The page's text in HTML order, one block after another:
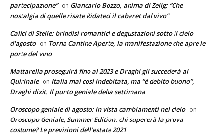
partecipazione” on Giancarlo Bozzo, anima di Zelig: “Che
nostalgia di quelle risate Ridateci il cabaret dal vivo”
Calici di Stelle: brindisi romantici e degustazioni sotto il cielo
d'agosto on Torna Cantine Aperte, la manifestazione che apre le
porte del vino
Mattarella proseguirà fino al 2023 e Draghi gli succederà al
Quirinale on Italia mai così indebitata, ma “è debito buono”,
Draghi dixit. Il punto geniale della settimana
Oroscopo geniale di agosto: in vista cambiamenti nel cielo on
Oroscopo Geniale, Summer Edition: chi supererà la prova
costume? Le previsioni dell’estate 2021